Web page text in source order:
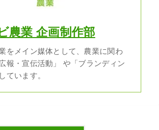
農業 企画制作部
をメイン媒体として、農業に関わ
報・宣伝活動」 や「ブランディン
ています。